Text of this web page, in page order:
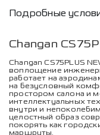
Условия
Подробные
Changan
Changan CS75PLUS
воплощение
работает на
на безусловный
простором салона и
интеллектуальных
внутри и
целостный образ
покорять как
маршруты.